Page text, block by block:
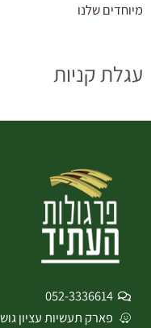
מיוחדים שלנו
עגלת קניות
052-3336614
פארק תעשיות עציון גוש